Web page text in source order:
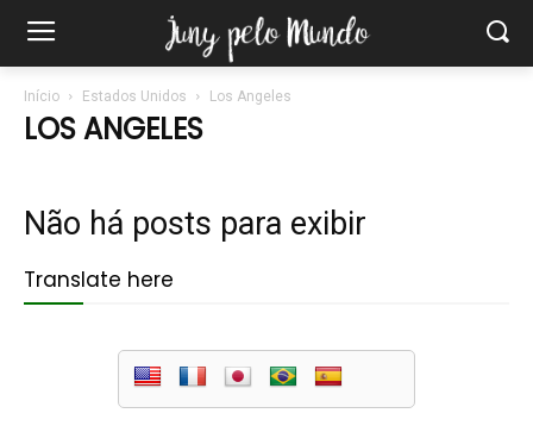
Início Estados Unidos Los Angeles
LOS ANGELES
Não há posts para exibir
Translate here